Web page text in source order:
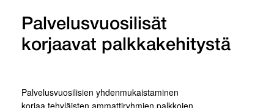
Palvelusvuosilisät
korjaavat palkkakehitystä
Palvelusvuosilisien yhdenmukaistaminen